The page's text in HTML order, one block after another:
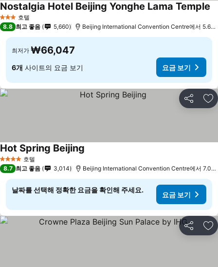
3 성급 호텔
Nostalgia Hotel Beijing Yonghe Lama Temple
8.8 최고 좋음 5,660 Beijing International Convention Centre에서
최저가 ₩66,047
6개 사이트의 요금 보기 요금 보기
공유 즐
4 성급 호텔
Hot Spring Beijing
8.7 최고 좋음 3,014 Beijing International Convention Centre에서
날짜를 선택해 정확한 요금을 확인해 주세요.
요금 보기
공유 즐